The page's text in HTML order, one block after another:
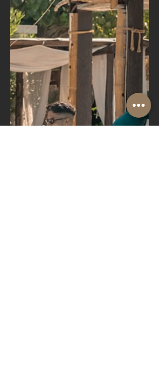
At Riva del Sol Beach Resort is the answer
This is the perfect month to enjoy a
holiday full of sun, sea and relaxation,
taking...